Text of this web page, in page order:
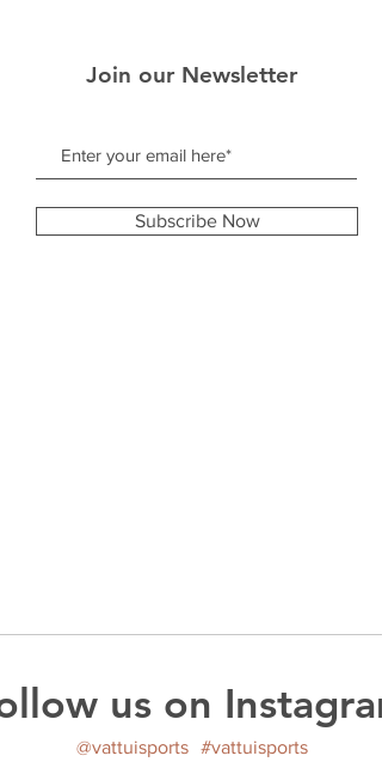
Join our Newsletter
Subscribe Now
us on
#vattuisports
@vattuisports